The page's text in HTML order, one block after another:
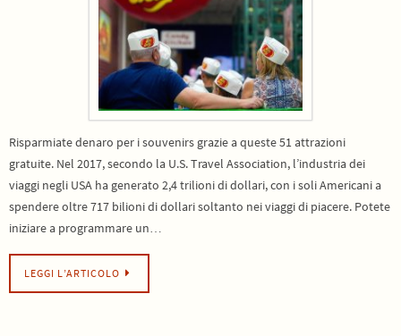
Risparmiate denaro per i souvenirs grazie a queste 51 attrazioni
gratuite. Nel 2017, secondo la U.S. Travel Association, l’industria dei
viaggi negli USA ha generato 2,4 trilioni di dollari, con i soli Americani a
spendere oltre 717 bilioni di dollari soltanto nei viaggi di piacere. Potete
iniziare a programmare un…
LEGGI L’ARTICOLO